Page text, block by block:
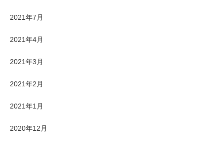
2021年7月
2021年4月
2021年3月
2021年2月
2021年1月
2020年12月